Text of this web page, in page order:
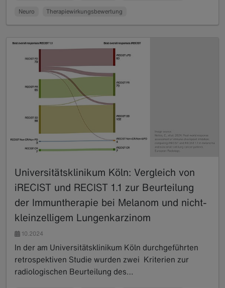
Neuro Therapiewirkungsbewertung
Universitätsklinikum Köln: Vergleich von
iRECIST und RECIST 1.1 zur Beurteilung
der Immuntherapie bei Melanom und nicht-
kleinzelligem Lungenkarzinom
10.2024
In der am Universitätsklinikum Köln durchgeführten
retrospektiven Studie wurden zwei Kriterien zur
radiologischen Beurteilung des…